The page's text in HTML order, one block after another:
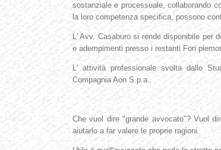
sostanziale e processuale, collaborando
la loro competenza specifica, possono
L' Avv. Casaburo si rende disponibile per
e adempimenti presso i restanti Fori
L' attività professionale svolta dallo
Compagnia Aon S.p.a..
Che vuol dire "grande avvocato"? Vuol
aiutarlo a far valere le proprie ragioni.